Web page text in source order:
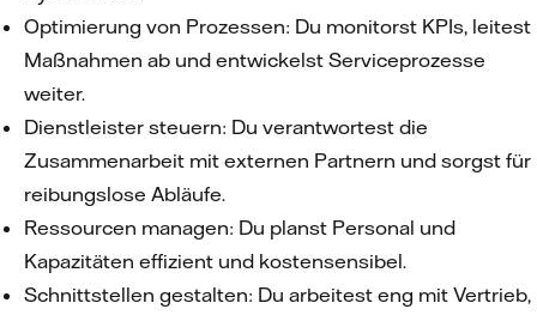
Optimierung von Prozessen: Du monitorst KPIs, leitest
Maßnahmen ab und entwickelst Serviceprozesse
weiter.
Dienstleister steuern: Du verantwortest die
Zusammenarbeit mit externen Partnern und sorgst für
reibungslose Abläufe.
Ressourcen managen: Du planst Personal und
Kapazitäten effizient und kostensensibel.
Schnittstellen gestalten: Du arbeitest eng mit Vertrieb,